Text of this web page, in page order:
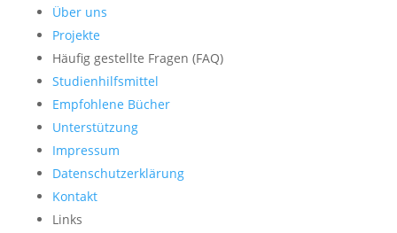
Über uns
Projekte
Häufig gestellte Fragen (FAQ)
Studienhilfsmittel
Empfohlene Bücher
Unterstützung
Impressum
Datenschutzerklärung
Kontakt
Links